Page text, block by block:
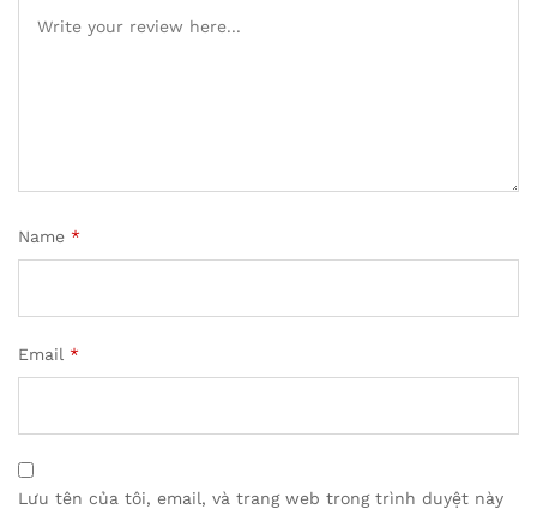
Name *
Email *
Lưu tên của tôi, email, và trang web trong trình duyệt này